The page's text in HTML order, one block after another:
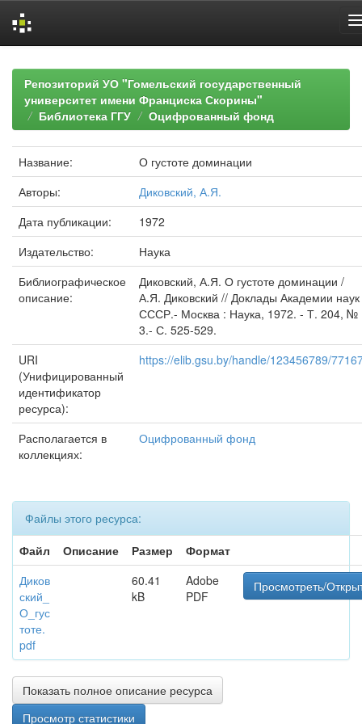
navigationРепозиторий УО "Гомельский государственный
университет имени Франциска Скорины"
Библиотека ГГУ
Оцифрованный фонд
Название:
О густоте доминации
Авторы:
Диковский, А.Я.
Дата публикации:
1972
Издательство:
Наука
Библиографическое
описание:
Диковский, А.Я. О густоте доминации /
А.Я. Диковский // Доклады Академии наук
СССР.- Москва : Наука, 1972. - Т. 204, №
3.- С. 525-529.
URI
(Унифицированный
идентификатор
ресурса):
https://elib.gsu.by/handle/123456789/
Располагается в
коллекциях:
Оцифрованный фонд
Файлы этого ресурса:
Файл
Описание Размер
Формат
Диков
ский_
О_гус
тоте.
pdf
60.41
kB
Adobe
PDF
Просмотреть/
Показать полное описание ресурса
Просмотр статистики